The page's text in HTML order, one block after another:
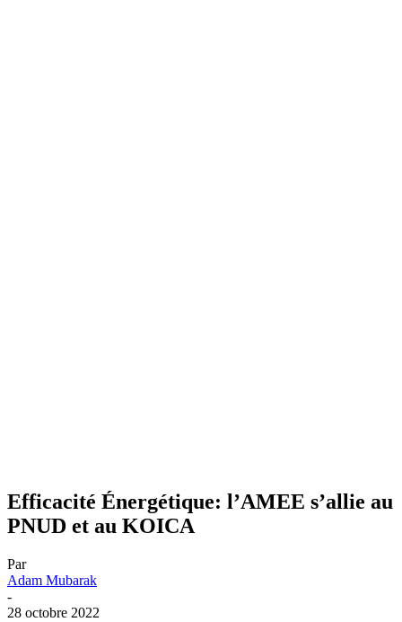
Efficacité Énergétique: l’AMEE s’allie au
PNUD et au KOICA
Par
Adam Mubarak
-
28 octobre 2022